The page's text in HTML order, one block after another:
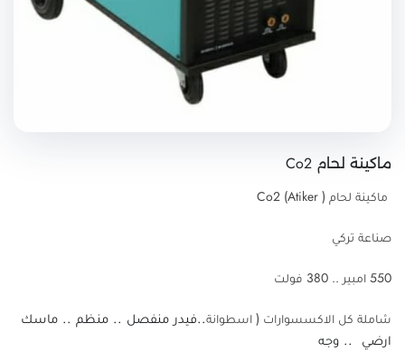
ماكينة لحام Co2
ماكينة لحام Co2 (Atiker )
صناعة تركي
550 امبير .. 380 فولت
شاملة كل الاكسسوارات ( اسطوانة..فيدر منفصل .. منظم .. ماسك
ارضي .. وجه